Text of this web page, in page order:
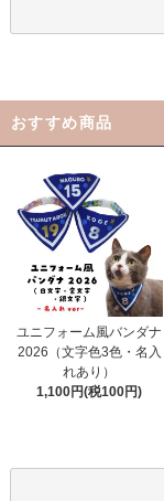
おすすめ商品
ユニフォーム風バンダナ
2026（文字色3色・名入
れあり）
1,100円(税100円)